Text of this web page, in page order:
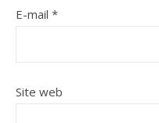
E-mail *
Site web